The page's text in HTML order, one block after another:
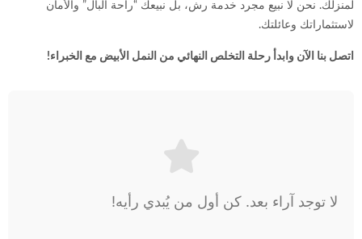
لمنزلك. نحن لا نبيع مجرد خدمة رش، بل نبيعك “راحة البال” والأمان
لاستثماراتك وعائلتك.
اتصل بنا الآن وابدأ رحلة التخلص النهائي من النمل الأبيض مع الخبراء!
لا توجد آراء بعد. كن أول من يُبدي رأيه!